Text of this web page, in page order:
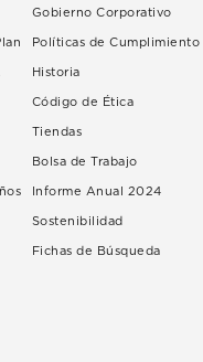
Gobierno Corporativo
Políticas de Cumplimiento
Historia
Código de Ética
Tiendas
Bolsa de Trabajo
Informe Anual 2024
Sostenibilidad
Fichas de Búsqueda